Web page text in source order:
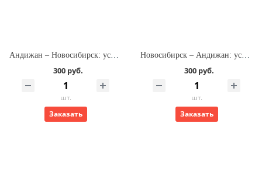
Андижан – Новосибирск: услуга оформления билета на самолёт
300 руб.
шт.
Заказать
Новосибирск – Андижан: услуга оформления билета на самолёт
300 руб.
шт.
Заказать